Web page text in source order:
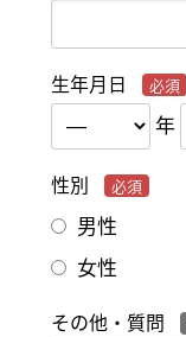
生年月日
年
性別
男性
女性
その他・質問